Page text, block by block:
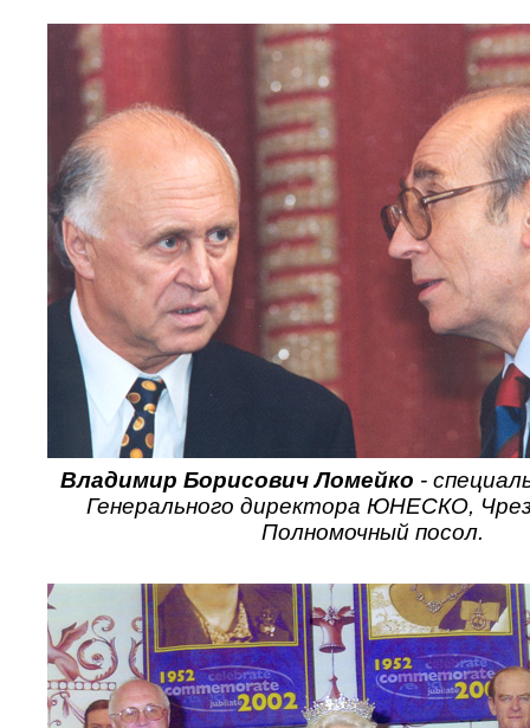
Владимир Борисович Ломейко -
Генерального директора ЮНЕСКО,
Полномочный посол.